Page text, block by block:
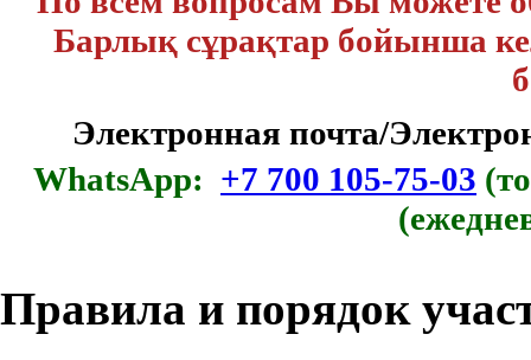
Барлық сұрақтар бойынша
Электронная почта/
WhatsApp: +7 700 105-75-03
Правила и порядок